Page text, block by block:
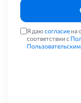
Я даюсогласие на
соответствии с